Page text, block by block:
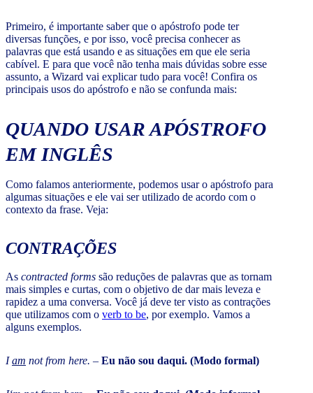
Primeiro, é importante saber que o apóstrofo pode ter
diversas funções, e por isso, você precisa conhecer as
palavras que está usando e as situações em que ele seria
cabível. E para que você não tenha mais dúvidas sobre esse
assunto, a Wizard vai explicar tudo para você! Confira os
principais usos do apóstrofo e não se confunda mais:
QUANDO USAR APÓSTROFO
EM INGLÊS
Como falamos anteriormente, podemos usar o apóstrofo para
algumas situações e ele vai ser utilizado de acordo com o
contexto da frase. Veja:
CONTRAÇÕES
As contracted forms são reduções de palavras que as tornam
mais simples e curtas, com o objetivo de dar mais leveza e
rapidez a uma conversa. Você já deve ter visto as contrações
que utilizamos com o verb to be, por exemplo. Vamos a
alguns exemplos.
Iam not from here. – Eu não sou daqui. (Modo formal)